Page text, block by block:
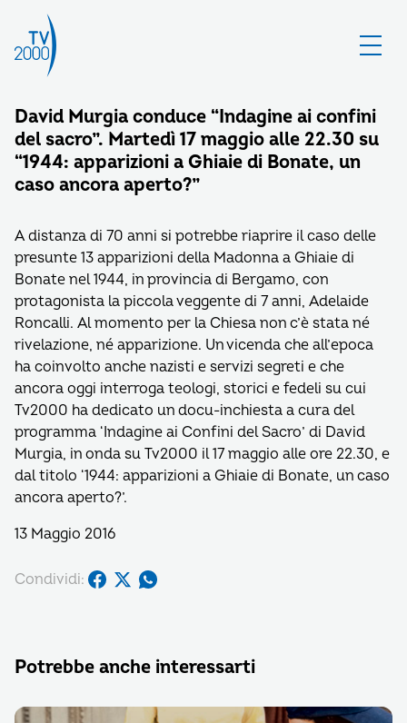
David Murgia conduce “Indagine ai confini
del sacro”. Martedì 17 maggio alle 22.30 su
“1944: apparizioni a Ghiaie di Bonate, un
caso ancora aperto?”
A distanza di 70 anni si potrebbe riaprire il caso delle
presunte 13 apparizioni della Madonna a Ghiaie di
Bonate nel 1944, in provincia di Bergamo, con
protagonista la piccola veggente di 7 anni, Adelaide
Roncalli. Al momento per la Chiesa non c’è stata né
rivelazione, né apparizione. Un vicenda che all’epoca
ha coinvolto anche nazisti e servizi segreti e che
ancora oggi interroga teologi, storici e fedeli su cui
Tv2000 ha dedicato un docu-inchiesta a cura del
programma ‘Indagine ai Confini del Sacro’ di David
Murgia, in onda su Tv2000 il 17 maggio alle ore 22.30, e
dal titolo ‘1944: apparizioni a Ghiaie di Bonate, un caso
ancora aperto?’.
13 Maggio 2016
Condividi:
Potrebbe anche interessarti